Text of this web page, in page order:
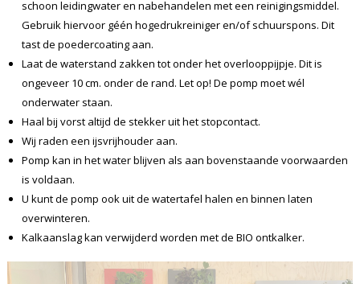
schoon leidingwater en nabehandelen met een reinigingsmiddel.
Gebruik hiervoor géén hogedrukreiniger en/of schuurspons. Dit
tast de poedercoating aan.
Laat de waterstand zakken tot onder het overlooppijpje. Dit is
ongeveer 10 cm. onder de rand. Let op! De pomp moet wél
onderwater staan.
Haal bij vorst altijd de stekker uit het stopcontact.
Wij raden een ijsvrijhouder aan.
Pomp kan in het water blijven als aan bovenstaande voorwaarden
is voldaan.
U kunt de pomp ook uit de watertafel halen en binnen laten
overwinteren.
Kalkaanslag kan verwijderd worden met de BIO ontkalker.